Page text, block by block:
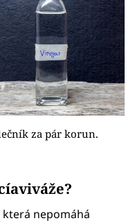
za pár korun.
která nepomáhá